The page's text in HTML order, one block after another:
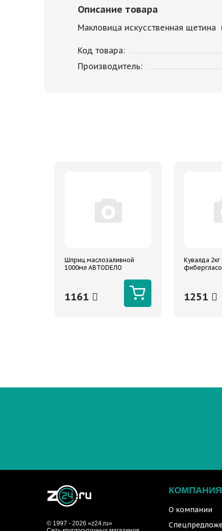
Описание товара
Макловица искусственная щетина
Код товара:
Производитель:
Шприц маслозаливной
1000мл АВТОDЕЛО
1161
Кувалда 2кг
1251
© 1997 - 2026 «z24.ru»
КОМПАНИЯ
О компании